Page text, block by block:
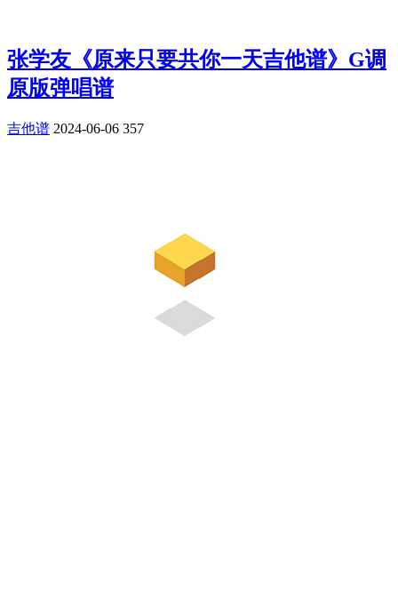
张学友《原来只要共你一天吉他谱》G调
原版弹唱谱
吉他谱 2024-06-06 357